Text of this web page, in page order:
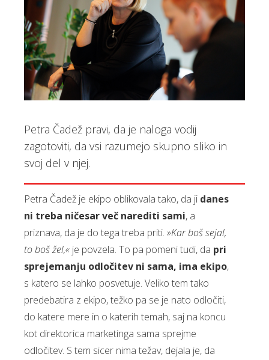
Petra Čadež pravi, da je naloga vodij
zagotoviti, da vsi razumejo skupno sliko in
svoj del v njej.
Petra Čadež je ekipo oblikovala tako, da ji danes
ni treba ničesar več narediti sami, a
priznava, da je do tega treba priti. »Kar boš sejal,
to boš žel,« je povzela. To pa pomeni tudi, da pri
sprejemanju odločitev ni sama, ima ekipo,
s katero se lahko posvetuje. Veliko tem tako
predebatira z ekipo, težko pa se je nato odločiti,
do katere mere in o katerih temah, saj na koncu
kot direktorica marketinga sama sprejme
odločitev. S tem sicer nima težav, dejala je, da